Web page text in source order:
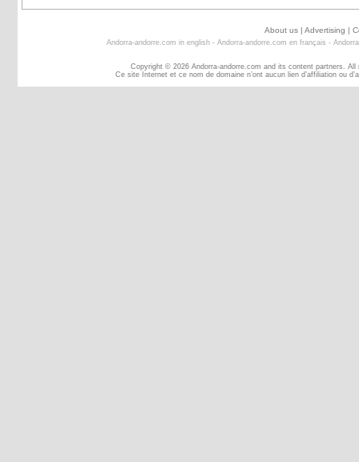
About us | Advertising |
Andorra-andorre.com in english- Andorra-andorre.com en français -
Copyright © 2026 Andorra-andorre.com and its content partners.
Ce site Internet et ce nom de domaine n’ont aucun lien d’affiliation ou